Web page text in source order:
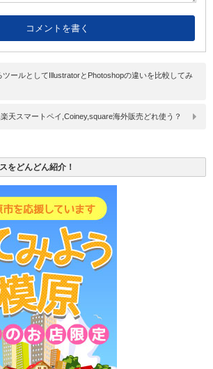
ツールとしてIllustratorとPhotoshopの違いを比較してみ
天スマートペイ,Coiney,square海外販売どれ使う？
をどんどん紹介！